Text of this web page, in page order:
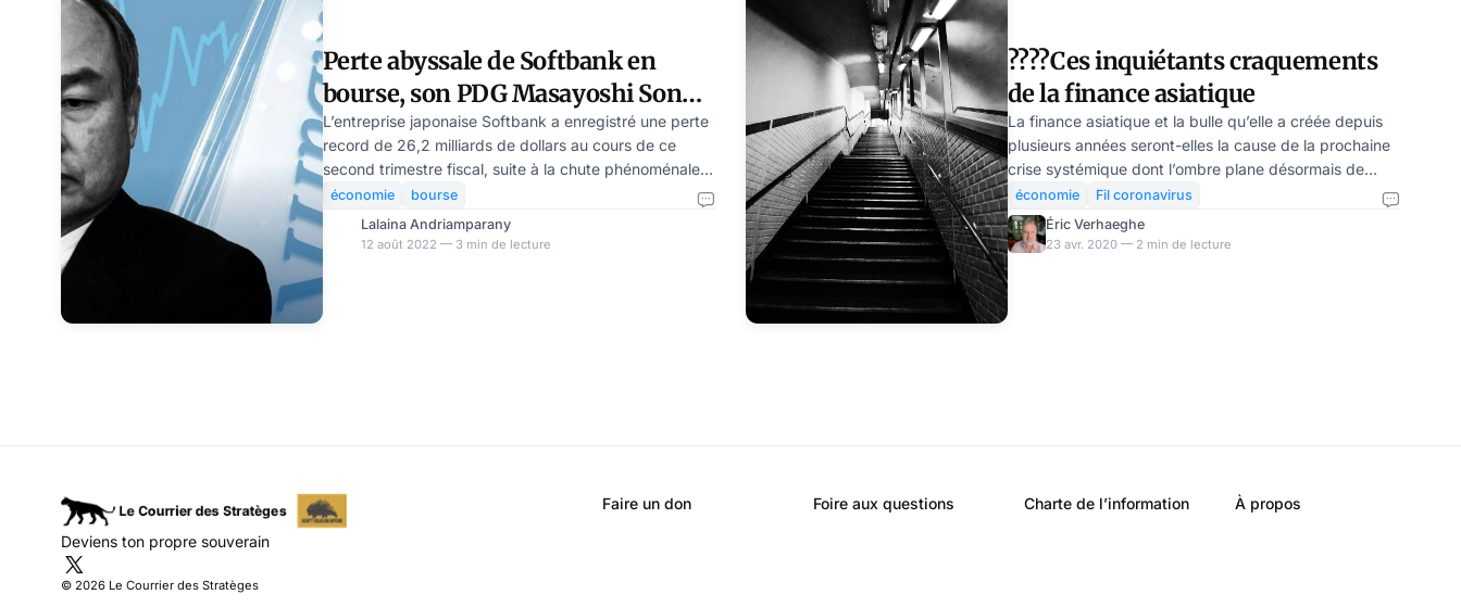
Perte abyssale de Softbank en
bourse, son PDG Masayoshi Son
fait son mea culpa
L’entreprise japonaise Softbank a enregistré une perte
record de 26,2 milliards de dollars au cours de ce
second trimestre fiscal, suite à la chute phénoménale
de la valeur de son portefeuille en bourse. Son PDG,
Masayoshi Son s’est exprimé sur cette catastrophe
subie par le groupe lors d’une conférence de presse
qui a eu lieu lundi après-midi. Il a fait un mea culpa tout
redressement sérieux. Le colosse japonais spécialisé
économie
bourse
Lalaina Andriamparany
12 août 2022 — 3 min de lecture
????Ces inquiétants craquements
de la finance asiatique
La finance asiatique et la bulle qu’elle a créée depuis
plusieurs années seront-elles la cause de la prochaine
crise systémique dont l’ombre plane désormais de
façon insistante sur l’économie capitaliste ? Plusieurs
craquements retentissent, qui inquiètent les experts.
La finance asiatique s’est env
économie
Fil coronavirus
Éric Verhaeghe
23 avr. 2020 — 2 min de lecture
Deviens ton propre souverain
© 2026 Le Courrier des Stratèges
Faire un don Foire aux questions Charte de l’information À propos